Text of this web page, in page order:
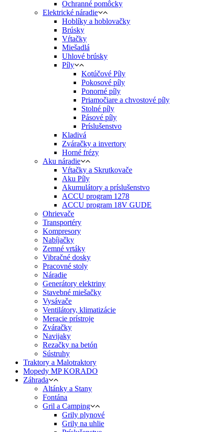
Ochranné pomôcky
Elektrické náradie
Hoblíky a hoblovačky
Brúsky
Vŕtačky
Miešadlá
Uhlové brúsky
Píly
Kotúčové Píly
Pokosové píly
Ponorné píly
Priamočiare a chvostové píly
Stolné píly
Pásové píly
Príslušenstvo
Kladivá
Zváračky a invertory
Horné frézy
Aku náradie
Vŕtačky a Skrutkovače
Aku Píly
Akumulátory a príslušenstvo
ACCU program 1278
ACCU program 18V GUDE
Ohrievače
Transportéry
Kompresory
Nabíjačky
Zemné vrtáky
Vibračné dosky
Pracovné stoly
Náradie
Generátory elektriny
Stavebné miešačky
Vysávače
Ventilátory, klimatizácie
Meracie prístroje
Zváračky
Navijaky
Rezačky na betón
Sústruhy
Traktory a Malotraktory
Mopedy MP KORADO
Záhrada
Altánky a Stany
Fontána
Gril a Camping
Grily plynové
Grily na uhlie